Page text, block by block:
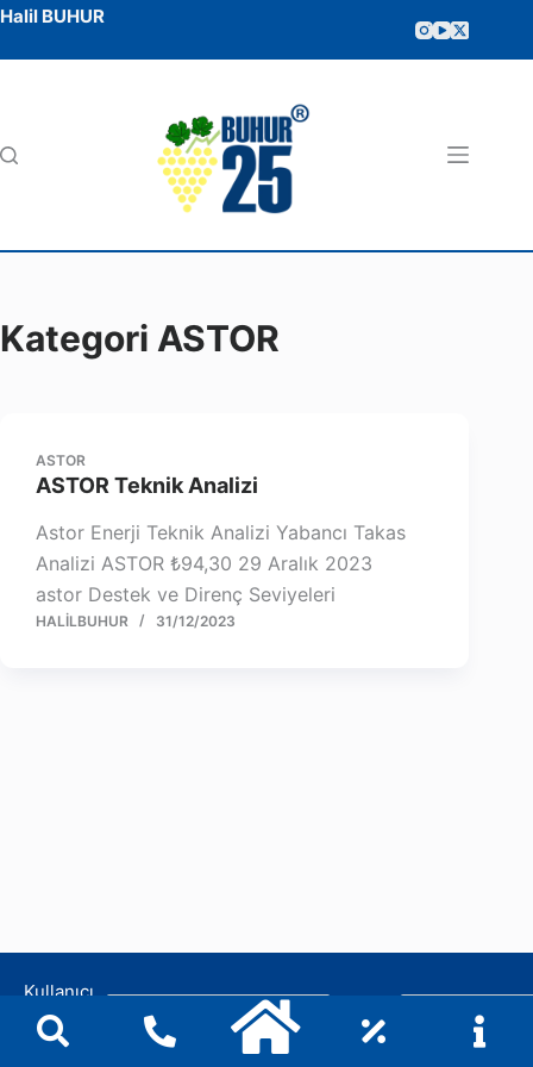
Halil BUHUR
Kategori ASTOR
ASTOR
ASTOR Teknik Analizi
Astor Enerji Teknik Analizi Yabancı Takas
Analizi ASTOR ₺94,30 29 Aralık 2023
astor Destek ve Direnç Seviyeleri
HALILBUHUR 31/12/2023
Kullanıcı
Adı: